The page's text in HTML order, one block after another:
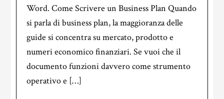
Word. Come Scrivere un Business Plan Quando
si parla di business plan, la maggioranza delle
guide si concentra su mercato, prodotto e
numeri economico finanziari. Se vuoi che il
documento funzioni davvero come strumento
operativo e […]